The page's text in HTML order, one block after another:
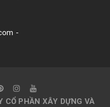
-
CỔ PHẦN XÂY DỰNG VÀ